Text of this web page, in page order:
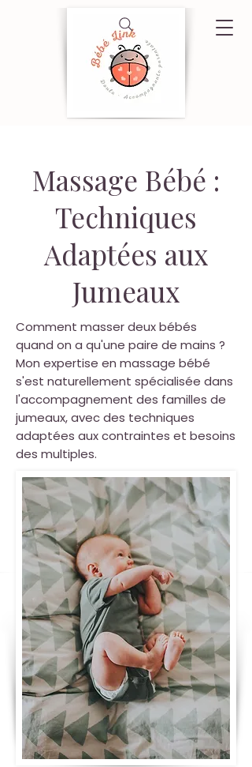
Massage Bébé :
Techniques
Adaptées aux
Jumeaux
Comment masser deux bébés
quand on a qu'une paire de mains ?
Mon expertise en massage bébé
s'est naturellement spécialisée dans
l'accompagnement des familles de
jumeaux, avec des techniques
adaptées aux contraintes et besoins
des multiples.